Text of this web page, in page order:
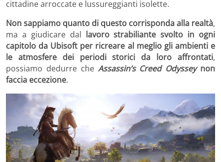
cittadine arroccate e lussureggianti isolette.
Non sappiamo quanto di questo corrisponda alla realtà,
ma a giudicare dal lavoro strabiliante svolto in ogni
capitolo da Ubisoft per ricreare al meglio gli ambienti e
le atmosfere dei periodi storici da loro affrontati,
possiamo dedurre che Assassin’s Creed Odysseynon
faccia eccezione.